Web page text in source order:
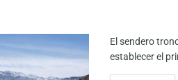
El sendero
establecer el